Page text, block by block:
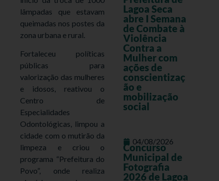
lâmpadas que estavam
queimadas nos postes da
zona urbana e rural.
Fortaleceu políticas
públicas para
valorização das mulheres
e idosos, reativou o
Centro de
Especialidades
Odontológicas, limpou a
cidade com o mutirão da
limpeza e criou o
programa “Prefeitura do
Povo”, onde realiza
Lagoa Seca
abre I Semana
de Combate à
Violência
Contra a
Mulher com
ações de
conscientizaç
ão e
mobilização
social
04/08/2026
Concurso
Municipal de
Fotografia
2026 de Lagoa